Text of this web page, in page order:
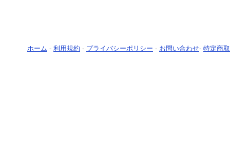
ホーム - 利用規約 - プライバシーポリシー - お問い合わせ- 特定商